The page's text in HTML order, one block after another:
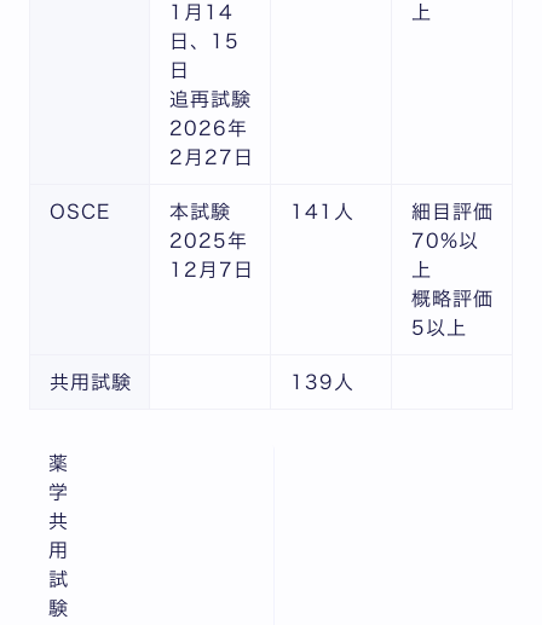
1月14
日、15
日
追再試験
2026年
2月27日
上
OSCE
本試験
2025年
12月7日
141人
細目評価
70%以
上
概略評価
5以上
共用試験 139人
薬
学
共
用
試
験